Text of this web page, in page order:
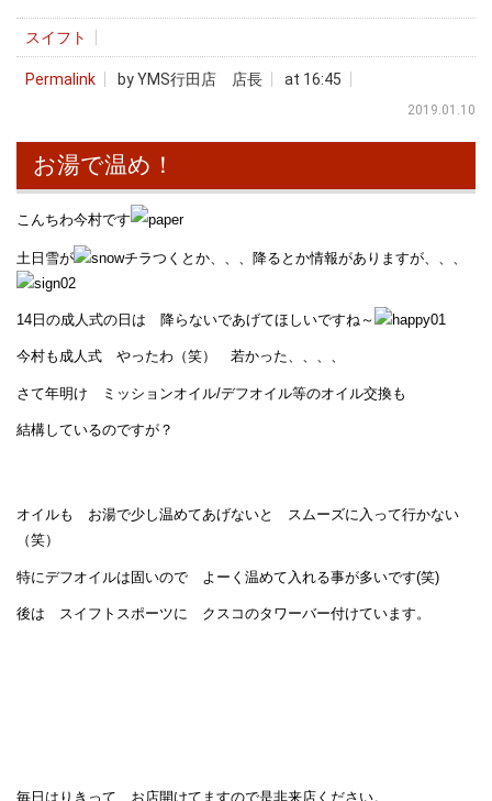
スイフト
Permalink by YMS行田店 店長 at 16:45
2019.01.10
お湯で温め！
こんちわ今村です
土日雪が チラつくとか、、、降るとか情報がありますが、、、
14日の成人式の日は 降らないであげてほしいですね～
今村も成人式 やったわ（笑） 若かった、、、、
さて年明け ミッションオイル/デフオイル等のオイル交換も
結構しているのですが？
オイルも お湯で少し温めてあげないと スムーズに入って行かない
（笑）
特にデフオイルは固いので よーく温めて入れる事が多いです(笑)
後は スイフトスポーツに クスコのタワーバー付けています。
毎日はりきって お店開けてますので是非来店ください。